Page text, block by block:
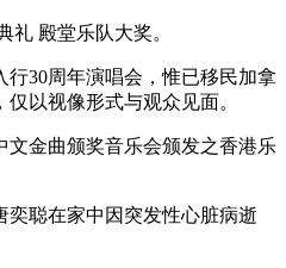
礼 殿堂乐队大奖。
行30周年演唱会，惟已移民加拿
以视像形式与观众见面。
文金曲颁奖音乐会颁发之香港乐
奕聪在家中因突发性心脏病逝